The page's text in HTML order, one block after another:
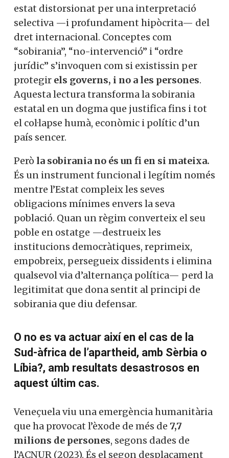
estat distorsionat per una interpretació
selectiva —i profundament hipòcrita— del
dret internacional. Conceptes com
“sobirania”, “no-intervenció” i “ordre
jurídic” s’invoquen com si existissin per
protegir els governs, i no a les persones.
Aquesta lectura transforma la sobirania
estatal en un dogma que justifica fins i tot
el col·lapse humà, econòmic i polític d’un
país sencer.
Però la sobirania no és un fi en si mateixa.
És un instrument funcional i legítim només
mentre l’Estat compleix les seves
obligacions mínimes envers la seva
població. Quan un règim converteix el seu
poble en ostatge —destrueix les
institucions democràtiques, reprimeix,
empobreix, persegueix dissidents i elimina
qualsevol via d’alternança política— perd la
legitimitat que dona sentit al principi de
sobirania que diu defensar.
O no es va actuar així en el cas de la
Sud-àfrica de l’apartheid, amb Sèrbia o
Líbia?, amb resultats desastrosos en
aquest últim cas.
Veneçuela viu una emergència humanitària
que ha provocat l’èxode de més de 7,7
milions de persones, segons dades de
l’ACNUR (2023). És el segon desplaçament